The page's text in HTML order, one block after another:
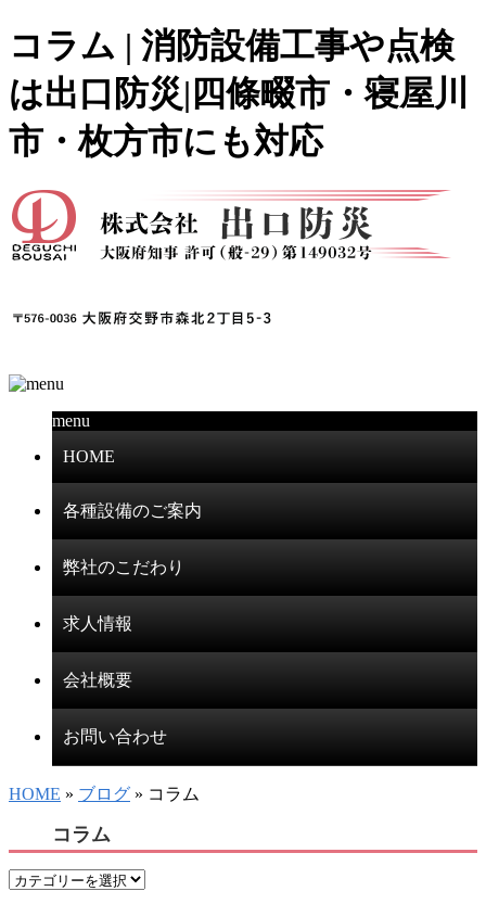
コラム | 消防設備工事や点検
は出口防災|四條畷市・寝屋川
市・枚方市にも対応
menu
HOME
各種設備のご案内
弊社のこだわり
求人情報
会社概要
お問い合わせ
HOME » ブログ » コラム
コラム